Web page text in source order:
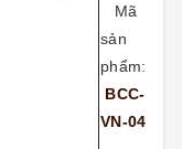
Mã
sản
phẩm:
BCC-
VN-04